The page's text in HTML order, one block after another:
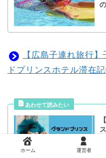
【広島子連れ旅行
ドプリンスホテル滞在
ホーム 運営者